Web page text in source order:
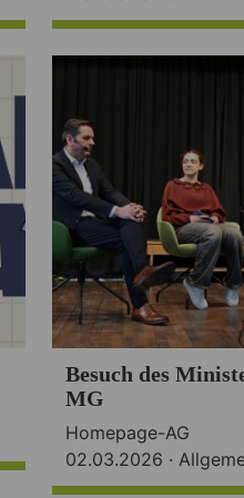
Besuch des
MG
Homepage-AG
02.03.2026 ·